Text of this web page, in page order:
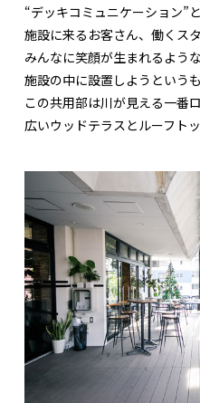
“デッキコミュニケーション”
施設に来るお客さん、働くス
みんなに笑顔が生まれるよう
施設の中に設置しようというも
この共用部は川が見える一番
広いウッドテラスとルーフト